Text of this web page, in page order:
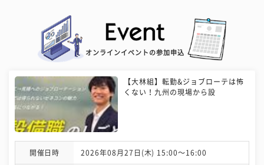
オンラインイベントの参加申込
【大林組】転勤&ジョブローテは怖
くない！九州の現場から設
開催日時 2026年08月27日(木) 15:00〜16:00